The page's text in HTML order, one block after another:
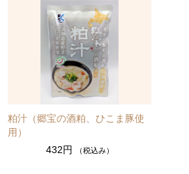
粕汁（郷宝の酒粕、ひこま豚使
用）
432円
（税込み）